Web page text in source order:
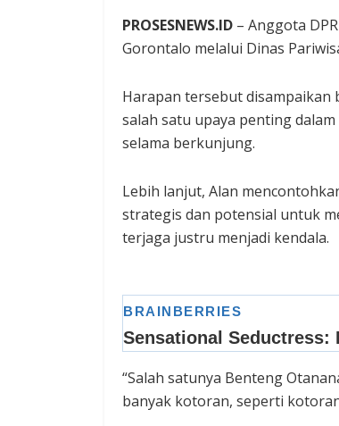
PROSESNEWS.ID – Anggota
Gorontalo melalui Dinas
Harapan tersebut
salah satu upaya penting
selama berkunjung.
Lebih lanjut, Alan
strategis dan potensial untuk
terjaga justru menjadi kendala.
“Salah satunya Benteng
banyak kotoran, seperti